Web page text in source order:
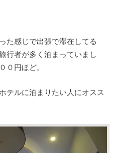
た感じで出張で滞在してる
行者が多く泊まっていまし
０円ほど。
テルに泊まりたい人にオスス